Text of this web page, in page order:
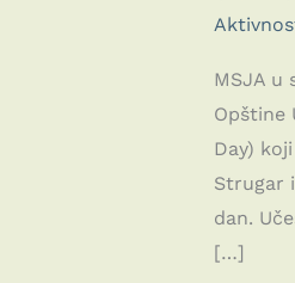
MSJA u
Opštine
Day)
Strugar
dan.
[…]